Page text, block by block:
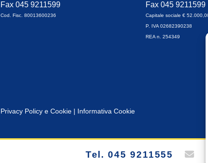
Fax 045 9211599
Cod. Fisc. 80013600236
Fax 045 9211599
Capitale sociale €
P. IVA 02682390238
REA n. 254349
Privacy Policy e Cookie | Informativa Cookie
Tel. 045 9211555